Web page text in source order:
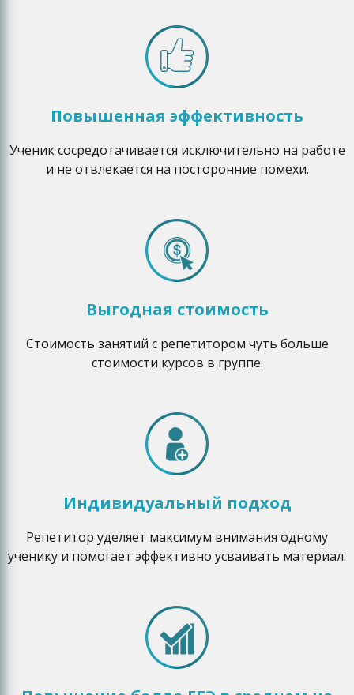
Повышенная эффективность
Ученик сосредотачивается исключительно на работе
и не отвлекается на посторонние помехи.
Выгодная стоимость
Стоимость занятий с репетитором чуть больше
стоимости курсов в группе.
Индивидуальный подход
Репетитор уделяет максимум внимания одному
ученику и помогает эффективно усваивать материал.